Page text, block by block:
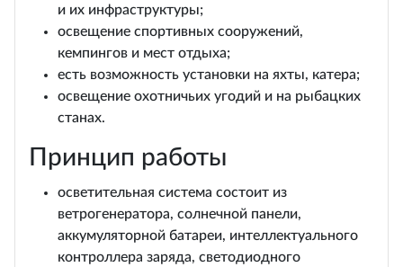
и их инфраструктуры;
освещение спортивных сооружений,
кемпингов и мест отдыха;
есть возможность установки на яхты, катера;
освещение охотничьих угодий и на рыбацких
станах.
Принцип работы
осветительная система состоит из
ветрогенератора, солнечной панели,
аккумуляторной батареи, интеллектуального
контроллера заряда, светодиодного